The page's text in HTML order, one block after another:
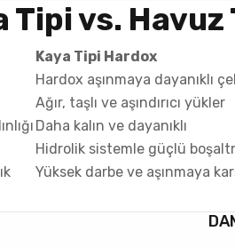
Tipi vs.
Kaya Tipi Hardox
Hardox aşınmaya dayanıklı
Ağır, taşlı ve aşındırıcı yükler
Daha kalın ve dayanıklı
Hidrolik sistemle güçlü
Yüksek darbe ve aşınmaya